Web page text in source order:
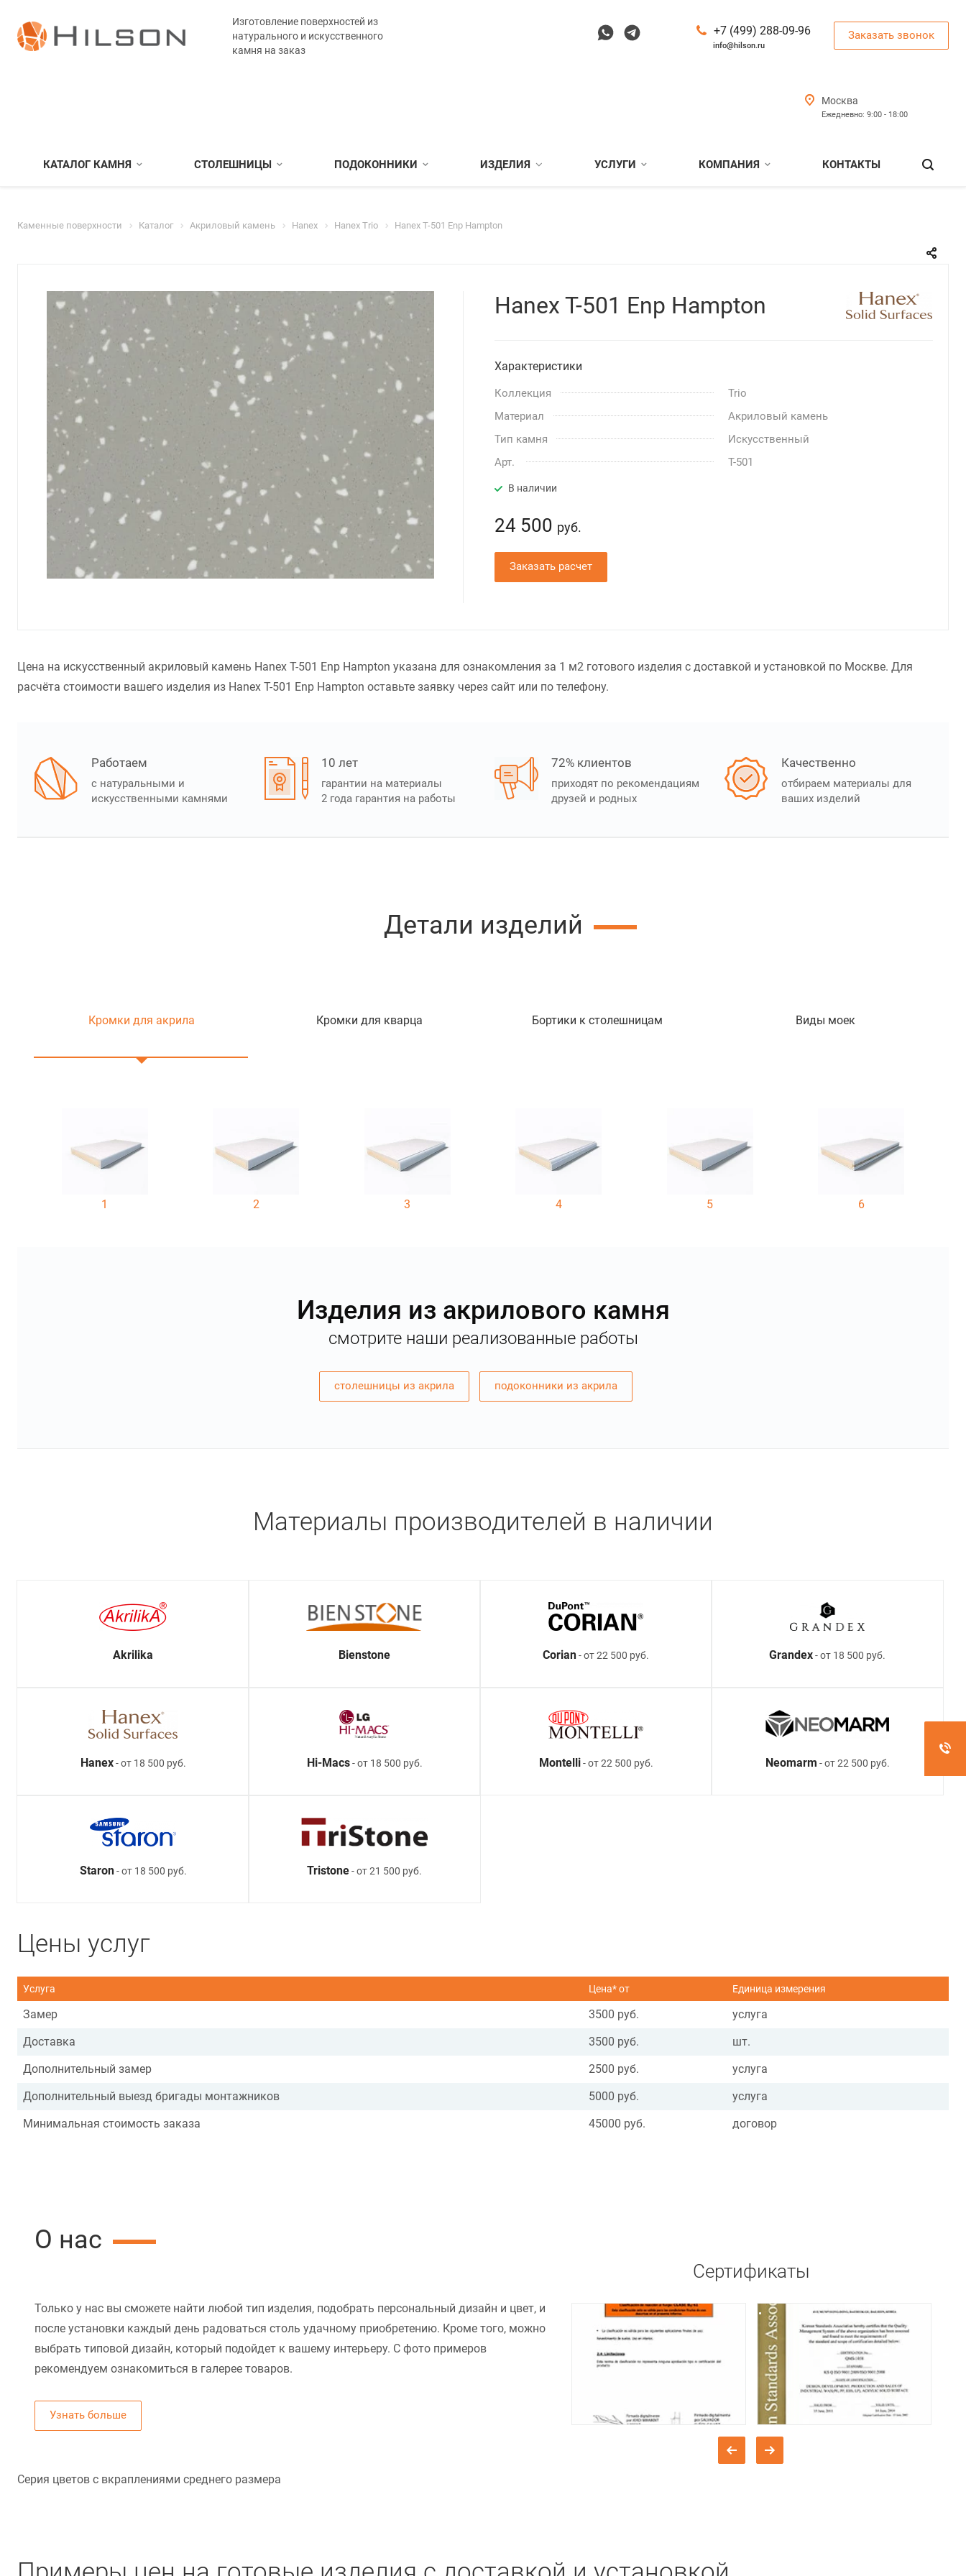
Изготовление поверхностей из
натурального и искусственного
камня на заказ
+7 (499) 288-09-96
info@hilson.ru
Заказать звонок
Москва
Ежедневно: 9:00 - 18:00
КАТАЛОГ КАМНЯ СТОЛЕШНИЦЫ ПОДОКОННИКИ ИЗДЕЛИЯ УСЛУГИ КОМПАНИЯ КОНТАКТЫ
Каменные поверхности Каталог Акриловый камень Hanex Hanex Trio Hanex T-501 Enp Hampton
Hanex T-501 Enp Hampton
Характеристики
Коллекция
Trio
Материал
Акриловый камень
Тип камня
Искусственный
Арт.
T-501
В наличии
24 500 руб.
Заказать расчет
Цена на искусственный акриловый камень Hanex T-501 Enp Hampton указана для ознакомления за 1 м2 готового изделия с доставкой и установкой по Москве. Для
расчёта стоимости вашего изделия из Hanex T-501 Enp Hampton оставьте заявку через сайт или по телефону.
Работаем
с натуральными и
искусственными камнями
10 лет
гарантии на материалы
2 года гарантия на работы
72% клиентов
приходят по рекомендациям
друзей и родных
Качественно
отбираем материалы для
ваших изделий
Детали изделий
Кромки для акрила Кромки для кварца Бортики к столешницам Виды моек
1 2 3 4 5 6
Изделия из акрилового камня
смотрите наши реализованные работы
столешницы из акрила подоконники из акрила
Материалы производителей в наличии
Akrilika Bienstone Corian- от 22 500 руб. Grandex- от 18 500 руб.
Hanex- от 18 500 руб. Hi-Macs- от 18 500 руб. Montelli- от 22 500 руб. Neomarm - от 22 500 руб.
Staron- от 18 500 руб. Tristone- от 21 500 руб.
Цены услуг
Услуга Цена* от Единица измерения
Замер 3500 руб.
услуга
Доставка
3500 руб.
шт.
Дополнительный замер
2500 руб.
услуга
Дополнительный выезд бригады монтажников
5000 руб.
услуга
Минимальная стоимость заказа
45000 руб. договор
О нас
Только у нас вы сможете найти любой тип изделия, подобрать персональный дизайн и цвет, и
после установки каждый день радоваться столь удачному приобретению. Кроме того, можно
выбрать типовой дизайн, который подойдет к вашему интерьеру. С фото примеров
рекомендуем ознакомиться в галерее товаров.
Узнать больше
Сертификаты
Серия цветов с вкраплениями среднего размера